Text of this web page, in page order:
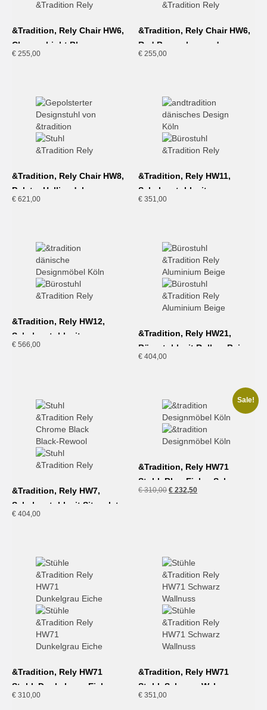
&Tradition, Rely Chair HW6,
Chrome Light Blue
€ 255,00
&Tradition, Rely Chair HW6,
Red Brown-bronzed
€ 255,00
&Tradition, Rely Chair HW8,
Polster Hallingdal, grau
€ 621,00
&Tradition, Rely HW11,
Schalenstuhl mit
Drehgestell, hellblau
€ 351,00
&Tradition, Rely HW12,
Schalenstuhl mit
Drehgestell und Sitzpolster,
€ 566,00
&Tradition, Rely HW21,
Bürostuhl mit Rollen, Beige
€ 404,00
&Tradition, Rely HW7,
Schalenstuhl mit Sitzpolster,
schwarz
€ 404,00
Sale!
&Tradition, Rely HW71
Stuhl, Blue-Eiche, Sale
Aussteller
€310,00 Ursprünglicher
€ 232,50Aktueller
&Tradition, Rely HW71
Stuhl, Dunkelgrau-Eiche
€ 310,00
&Tradition, Rely HW71
Stuhl, Schwarz-Walnuss
€ 351,00